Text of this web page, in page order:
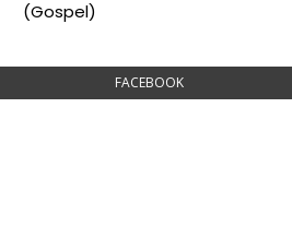
(Gospel)
FACEBOOK